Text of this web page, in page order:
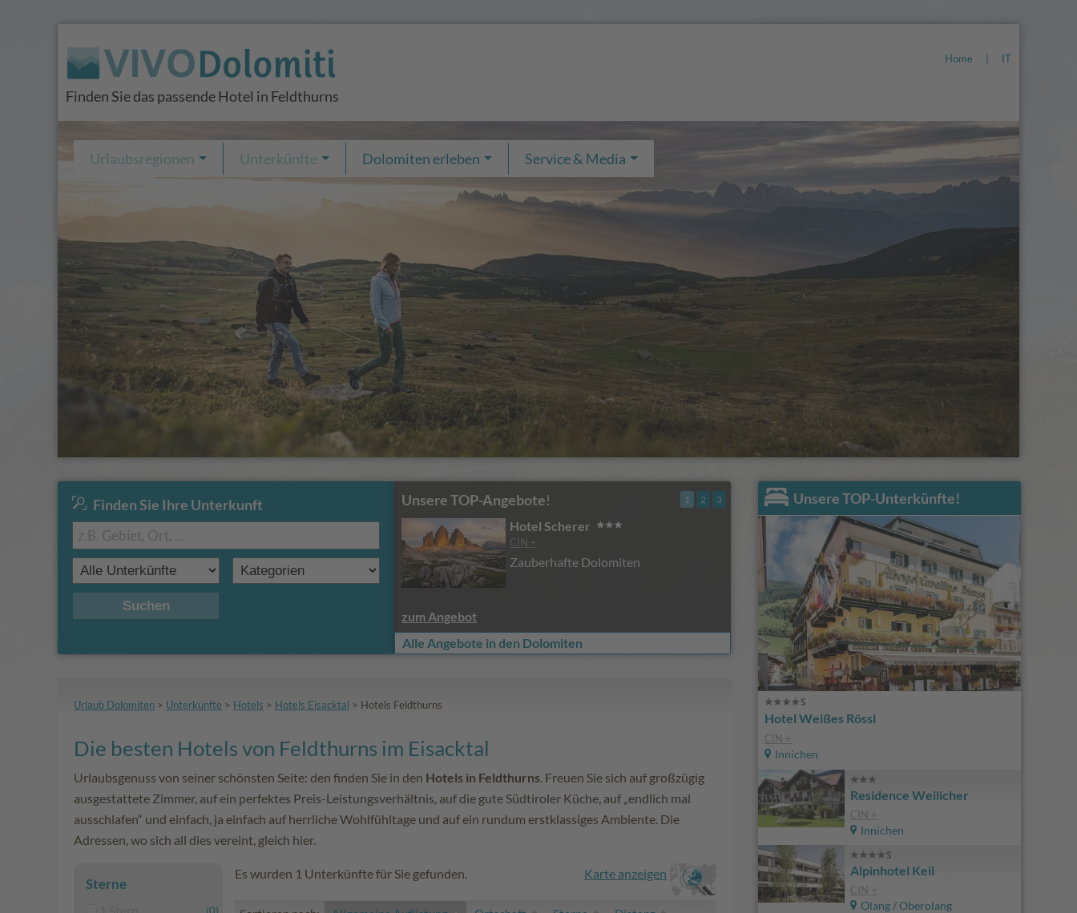
Home IT
Finden Sie das passende Hotel in Feldthurns
Finden Sie Ihre Unterkunft
Suchen
Unsere TOP-Angebote!
Hotel Scherer
CIN +
Zauberhafte Dolomiten
zum Angebot
1 2 3
Alle Angebote in den Dolomiten
Urlaubsregionen Unterkünfte Dolomiten erleben Service & Media
Urlaub Dolomiten > Unterkünfte > Hotels > Hotels Eisacktal > Hotels Feldthurns
Die besten Hotels von Feldthurns im Eisacktal
Urlaubsgenuss von seiner schönsten Seite: den finden Sie in den Hotels in Feldthurns. Freuen Sie sich auf großzügig
ausgestattete Zimmer, auf ein perfektes Preis-Leistungsverhältnis, auf die gute Südtiroler Küche, auf „endlich mal
ausschlafen“ und einfach, ja einfach auf herrliche Wohlfühltage und auf ein rundum erstklassiges Ambiente. Die
Adressen, wo sich all dies vereint, gleich hier.
Sterne
Karte anzeigen
Es wurden 1 Unterkünfte für Sie gefunden.
Unsere TOP-Unterkünfte!
Hotel Weißes Rössl
CIN +
Innichen
Residence Weilicher
CIN +
Innichen
Alpinhotel Keil
CIN +
Olang / Oberolang